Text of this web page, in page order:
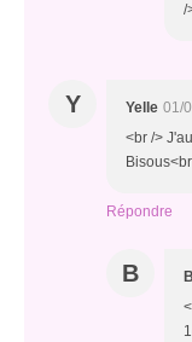
/
Y Yelle 01/
<br />
Répondre
B